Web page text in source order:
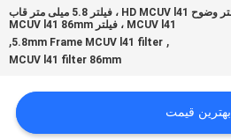
فیلتر وضوح HD MCUV l41 ، فیلتر 5.8 میلی متر قاب
MCUV l41 ، فیلتر MCUV l41 86mm
,
5.8mm Frame MCUV l41 filter
,
MCUV l41 filter 86mm
بهترین قیمت